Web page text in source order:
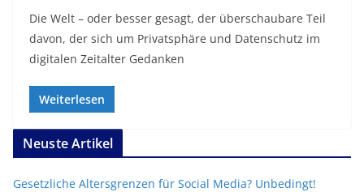
Die Welt – oder besser gesagt, der überschaubare Teil
davon, der sich um Privatsphäre und Datenschutz im
digitalen Zeitalter Gedanken
Weiterlesen
Neuste Artikel
Gesetzliche Altersgrenzen für Social Media? Unbedingt!